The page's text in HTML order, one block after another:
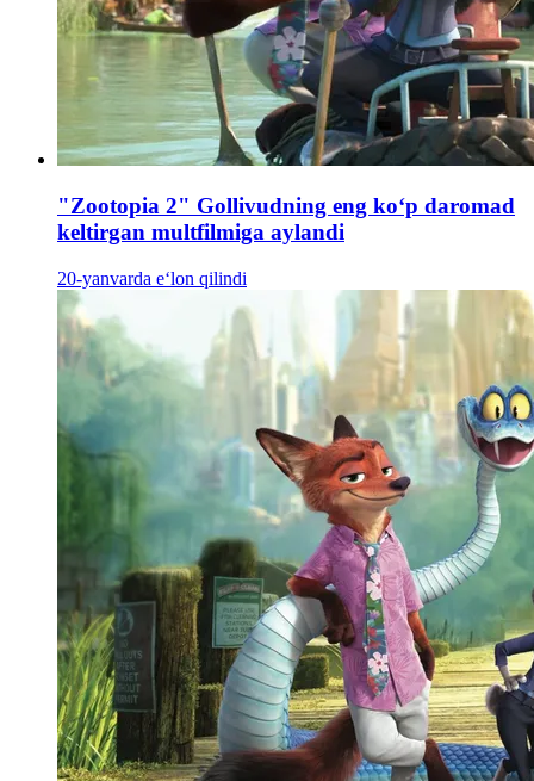
"Zootopia 2" Gollivudning eng koʻp daromad
keltirgan multfilmiga aylandi
20-yanvarda e‘lon qilindi